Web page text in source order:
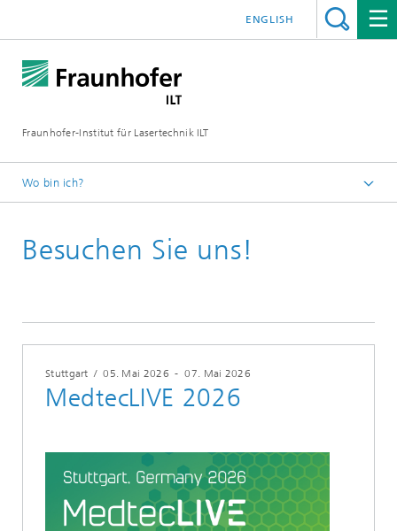
Fraunhofer-Institut für Lasertechnik ILT
ENGLISH
Wo bin ich?
Veranstaltungen
Besuchen Sie uns!
Stuttgart /05. Mai 2026 -07. Mai 2026
MedtecLIVE 2026